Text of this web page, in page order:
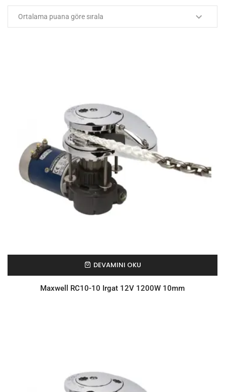
DEVAMINI OKU
Maxwell RC10-10 Irgat 12V 1200W 10mm